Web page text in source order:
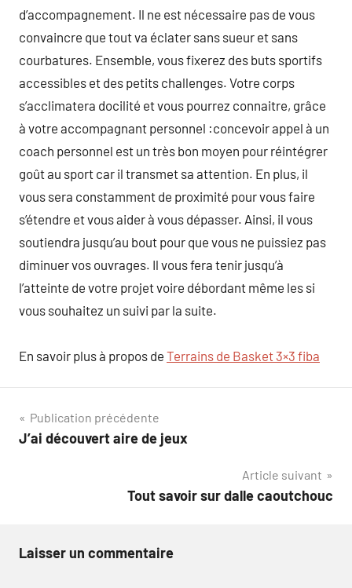
d’accompagnement. Il ne est nécessaire pas de vous
convaincre que tout va éclater sans sueur et sans
courbatures. Ensemble, vous fixerez des buts sportifs
accessibles et des petits challenges. Votre corps
s’acclimatera docilité et vous pourrez connaitre, grâce
à votre accompagnant personnel :concevoir appel à un
coach personnel est un très bon moyen pour réintégrer
goût au sport car il transmet sa attention. En plus, il
vous sera constamment de proximité pour vous faire
s’étendre et vous aider à vous dépasser. Ainsi, il vous
soutiendra jusqu’au bout pour que vous ne puissiez pas
diminuer vos ouvrages. Il vous fera tenir jusqu’à
l’atteinte de votre projet voire débordant même les si
vous souhaitez un suivi par la suite.
En savoir plus à propos de Terrains de Basket 3×3 fiba
Navigation
de
Publication précédente
J’ai découvert aire de jeux
Article suivant
Tout savoir sur dalle caoutchouc
Laisser un commentaire